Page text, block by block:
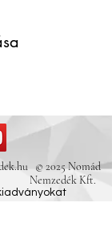
© 2025 Nomád
Nemzedék Kft.